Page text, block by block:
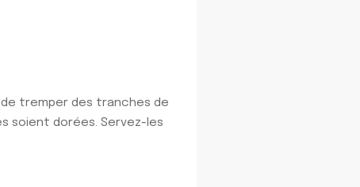
tremper des tranches de
soient dorées. Servez-les